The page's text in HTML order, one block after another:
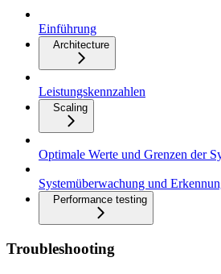
Einführung
Architecture
Leistungskennzahlen
Scaling
Optimale Werte und Grenzen der
Systemüberwachung und
Performance testing
Troubleshooting